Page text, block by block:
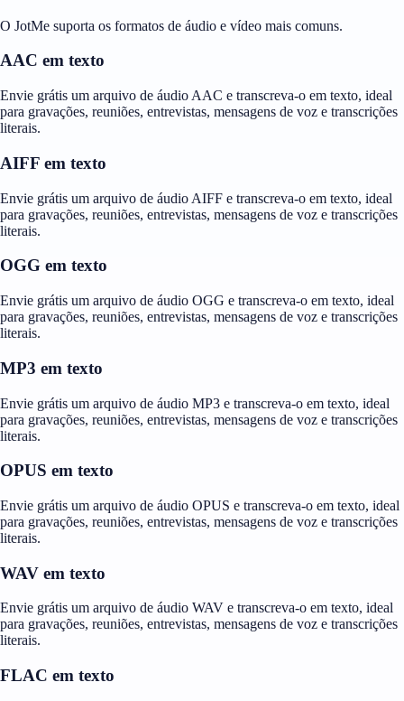
O JotMe suporta os formatos de áudio e vídeo mais comuns.
AAC em texto
Envie grátis um arquivo de áudio AAC e transcreva-o em texto, ideal
para gravações, reuniões, entrevistas, mensagens de voz e transcrições
literais.
AIFF em texto
Envie grátis um arquivo de áudio AIFF e transcreva-o em texto, ideal
para gravações, reuniões, entrevistas, mensagens de voz e transcrições
literais.
OGG em texto
Envie grátis um arquivo de áudio OGG e transcreva-o em texto, ideal
para gravações, reuniões, entrevistas, mensagens de voz e transcrições
literais.
MP3 em texto
Envie grátis um arquivo de áudio MP3 e transcreva-o em texto, ideal
para gravações, reuniões, entrevistas, mensagens de voz e transcrições
literais.
OPUS em texto
Envie grátis um arquivo de áudio OPUS e transcreva-o em texto, ideal
para gravações, reuniões, entrevistas, mensagens de voz e transcrições
literais.
WAV em texto
Envie grátis um arquivo de áudio WAV e transcreva-o em texto, ideal
para gravações, reuniões, entrevistas, mensagens de voz e transcrições
literais.
FLAC em texto